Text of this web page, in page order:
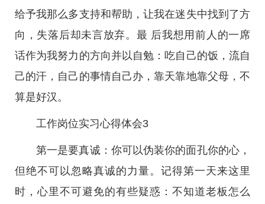
给予我那么多支持和帮助，让我在迷失中找到了方
向，失落后却未言放弃。最 后我想用前人的一席
话作为我努力的方向并以自勉：吃自己的饭，流自
己的汗，自己的事情自己办，靠天靠地靠父母，不
算是好汉。
工作岗位实习心得体会3
第一是要真诚：你可以伪装你的面孔你的心，
但绝不可以忽略真诚的力量。记得第一天来这里
时，心里不可避免的有些疑惑：不知道老板怎么